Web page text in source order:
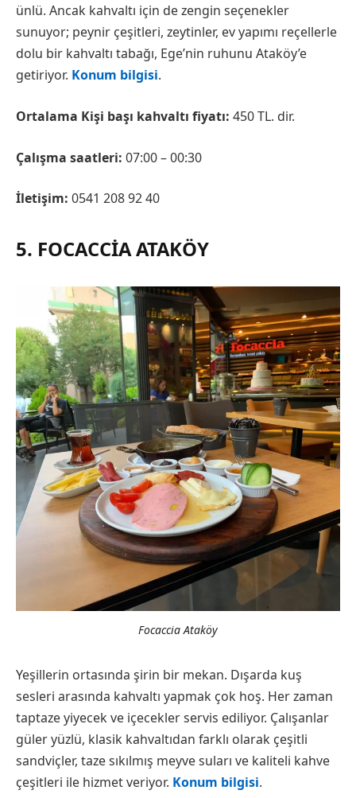
ünlü. Ancak kahvaltı için de zengin seçenekler
sunuyor; peynir çeşitleri, zeytinler, ev yapımı reçellerle
dolu bir kahvaltı tabağı, Ege’nin ruhunu Ataköy’e
getiriyor. Konum bilgisi.
Ortalama Kişi başı kahvaltı fiyatı: 450 TL. dir.
Çalışma saatleri: 07:00 – 00:30
İletişim: 0541 208 92 40
5. FOCACCIA ATAKÖY
Focaccia Ataköy
Yeşillerin ortasında şirin bir mekan. Dışarda kuş
sesleri arasında kahvaltı yapmak çok hoş. Her zaman
taptaze yiyecek ve içecekler servis ediliyor. Çalışanlar
güler yüzlü, klasik kahvaltıdan farklı olarak çeşitli
sandviçler, taze sıkılmış meyve suları ve kaliteli kahve
çeşitleri ile hizmet veriyor. Konum bilgisi.